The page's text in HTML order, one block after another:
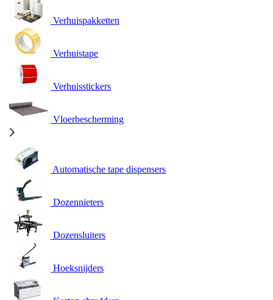
Verhuispakketten
Verhuistape
Verhuisstickers
Vloerbescherming
Automatische tape dispensers
Dozennieters
Dozensluiters
Hoeksnijders